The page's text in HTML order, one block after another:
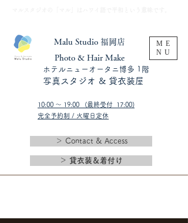
Malu Studio 福岡店
＞ Contact & Access
ME
NU
10:00 〜 19:00 (最終受付 17:00)​
完全予約制 / 火曜日定休
​Photo & Hair Make
​ホテルニューオータニ博多 1階
​写真スタジオ & 貸衣装屋
＞ 貸衣装＆着付け